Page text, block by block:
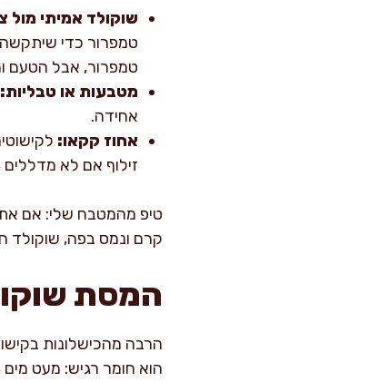
שוקולד אמיתי מול
טמפרור כדי שיתקשה
טמפרור, אבל הטעם
מטבעות או טבליות:
אחידה.
אחוז קקאו:
זילוף אם לא מדללים
טיפ מהמטבח שלי: אם
קרם ונמס בפה, שוקולד
המסת
הרבה מהכישלונות
הוא חומר רגיש: מעט מים